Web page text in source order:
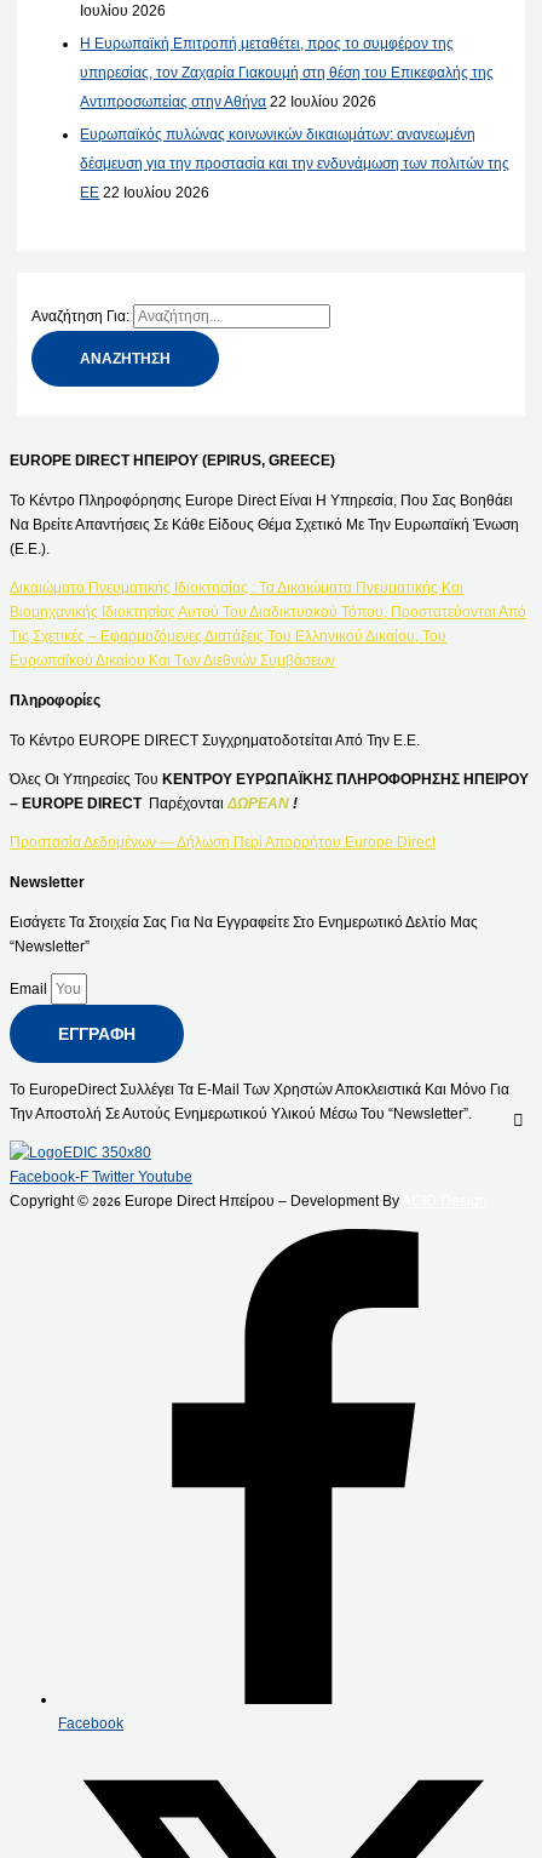
Ιουλίου 2026
Η Ευρωπαϊκή Επιτροπή μεταθέτει, προς το συμφέρον της
υπηρεσίας, τον Ζαχαρία Γιακουμή στη θέση του Επικεφαλής της
Αντιπροσωπείας στην Αθήνα 22 Ιουλίου 2026
Ευρωπαϊκός πυλώνας κοινωνικών δικαιωμάτων: ανανεωμένη
δέσμευση για την προστασία και την ενδυνάμωση των πολιτών της
ΕΕ 22 Ιουλίου 2026
Αναζήτηση Για:
EUROPE DIRECT ΗΠΕΙΡΟΥ (EPIRUS, GREECE)
Το Κέντρο Πληροφόρησης Europe Direct Είναι Η Υπηρεσία, Που Σας Βοηθάει
Να Βρείτε Απαντήσεις Σε Κάθε Είδους Θέμα Σχετικό Με Την Ευρωπαϊκή Ένωση
(Ε.Ε.).
Δικαιώματα Πνευματικής Ιδιοκτησίας : Τα Δικαιώματα Πνευματικής Και
Βιομηχανικής Ιδιοκτησίας Αυτού Του Διαδικτυακού Τόπου, Προστατεύονται Από
Τις Σχετικές – Εφαρμοζόμενες Διατάξεις Του Ελληνικού Δικαίου, Του
Ευρωπαϊκού Δικαίου Και Των Διεθνών Συμβάσεων
Πληροφορίες
Το Κέντρο EUROPE DIRECT Συγχρηματοδοτείται Από Την Ε.Ε.
Όλες Οι Υπηρεσίες Του ΚΕΝΤΡΟΥ ΕΥΡΩΠΑΪΚΗΣ ΠΛΗΡΟΦΟΡΗΣΗΣ ΗΠΕΙΡΟΥ
– EUROPE DIRECT Παρέχονται ΔΩΡΕΑΝ !
Προστασία Δεδομένων — Δήλωση Περί Απορρήτου Europe Direct
Newsletter
Εισάγετε Τα Στοιχεία Σας Για Να Εγγραφείτε Στο Ενημερωτικό Δελτίο Μας
“Newsletter”
Email
ΕΓΓΡΑΦΉ
Το EuropeDirect Συλλέγει Τα E-Mail Των Χρηστών Αποκλειστικά Και Μόνο Για
Την Αποστολή Σε Αυτούς Ενημερωτικού Υλικού Μέσω Του “Newsletter”.
Facebook-F Twitter Youtube
Copyright © 2026 Europe Direct Ηπείρου – Development By
Facebook